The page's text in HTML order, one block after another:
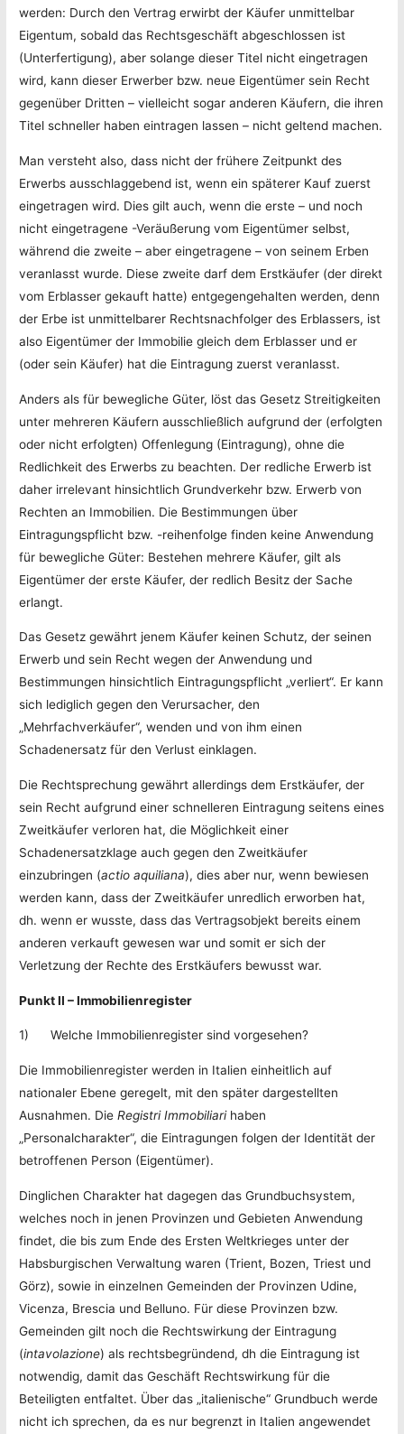
werden: Durch den Vertrag erwirbt der Käufer unmittelbar
Eigentum, sobald das Rechtsgeschäft abgeschlossen ist
(Unterfertigung), aber solange dieser Titel nicht eingetragen
wird, kann dieser Erwerber bzw. neue Eigentümer sein Recht
gegenüber Dritten – vielleicht sogar anderen Käufern, die ihren
Titel schneller haben eintragen lassen – nicht geltend machen.
Man versteht also, dass nicht der frühere Zeitpunkt des
Erwerbs ausschlaggebend ist, wenn ein späterer Kauf zuerst
eingetragen wird. Dies gilt auch, wenn die erste – und noch
nicht eingetragene -Veräußerung vom Eigentümer selbst,
während die zweite – aber eingetragene – von seinem Erben
veranlasst wurde. Diese zweite darf dem Erstkäufer (der direkt
vom Erblasser gekauft hatte) entgegengehalten werden, denn
der Erbe ist unmittelbarer Rechtsnachfolger des Erblassers, ist
also Eigentümer der Immobilie gleich dem Erblasser und er
(oder sein Käufer) hat die Eintragung zuerst veranlasst.
Anders als für bewegliche Güter, löst das Gesetz Streitigkeiten
unter mehreren Käufern ausschließlich aufgrund der (erfolgten
oder nicht erfolgten) Offenlegung (Eintragung), ohne die
Redlichkeit des Erwerbs zu beachten. Der redliche Erwerb ist
daher irrelevant hinsichtlich Grundverkehr bzw. Erwerb von
Rechten an Immobilien. Die Bestimmungen über
Eintragungspflicht bzw. -reihenfolge finden keine Anwendung
für bewegliche Güter: Bestehen mehrere Käufer, gilt als
Eigentümer der erste Käufer, der redlich Besitz der Sache
erlangt.
Das Gesetz gewährt jenem Käufer keinen Schutz, der seinen
Erwerb und sein Recht wegen der Anwendung und
Bestimmungen hinsichtlich Eintragungspflicht „verliert“. Er kann
sich lediglich gegen den Verursacher, den
„Mehrfachverkäufer“, wenden und von ihm einen
Schadenersatz für den Verlust einklagen.
Die Rechtsprechung gewährt allerdings dem Erstkäufer, der
sein Recht aufgrund einer schnelleren Eintragung seitens eines
Zweitkäufer verloren hat, die Möglichkeit einer
Schadenersatzklage auch gegen den Zweitkäufer
einzubringen (actio aquiliana), dies aber nur, wenn bewiesen
werden kann, dass der Zweitkäufer unredlich erworben hat,
dh. wenn er wusste, dass das Vertragsobjekt bereits einem
anderen verkauft gewesen war und somit er sich der
Verletzung der Rechte des Erstkäufers bewusst war.
Punkt II –Immobilienregister
1) Welche Immobilienregister sind vorgesehen?
Die Immobilienregister werden in Italien einheitlich auf
nationaler Ebene geregelt, mit den später dargestellten
Ausnahmen. DieRegistri Immobiliarihaben
„Personalcharakter“, die Eintragungen folgen der Identität der
betroffenen Person (Eigentümer).
Dinglichen Charakter hat dagegen das Grundbuchsystem,
welches noch in jenen Provinzen und Gebieten Anwendung
findet, die bis zum Ende des Ersten Weltkrieges unter der
Habsburgischen Verwaltung waren (Trient, Bozen, Triest und
Görz), sowie in einzelnen Gemeinden der Provinzen Udine,
Vicenza, Brescia und Belluno. Für diese Provinzen bzw.
Gemeinden gilt noch die Rechtswirkung der Eintragung
(intavolazione) als rechtsbegründend, dh die Eintragung ist
notwendig, damit das Geschäft Rechtswirkung für die
Beteiligten entfaltet. Über das „italienische“ Grundbuch werde
nicht ich sprechen, da es nur begrenzt in Italien angewendet